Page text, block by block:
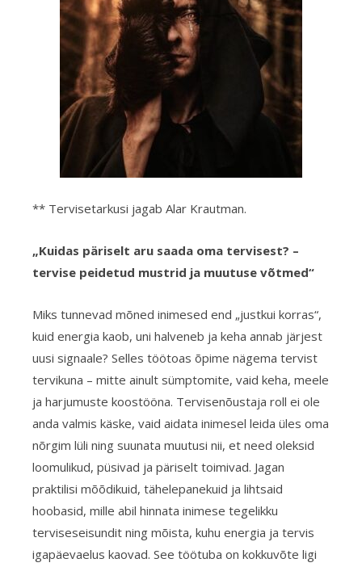
** Tervisetarkusi jagab Alar Krautman.
„Kuidas päriselt aru saada oma tervisest? –
tervise peidetud mustrid ja muutuse võtmed“
Miks tunnevad mõned inimesed end „justkui korras“,
kuid energia kaob, uni halveneb ja keha annab järjest
uusi signaale? Selles töötoas õpime nägema tervist
tervikuna – mitte ainult sümptomite, vaid keha, meele
ja harjumuste koostööna. Tervisenõustaja roll ei ole
anda valmis käske, vaid aidata inimesel leida üles oma
nõrgim lüli ning suunata muutusi nii, et need oleksid
loomulikud, püsivad ja päriselt toimivad. Jagan
praktilisi mõõdikuid, tähelepanekuid ja lihtsaid
hoobasid, mille abil hinnata inimese tegelikku
terviseseisundit ning mõista, kuhu energia ja tervis
igapäevaelus kaovad. See töötuba on kokkuvõte ligi